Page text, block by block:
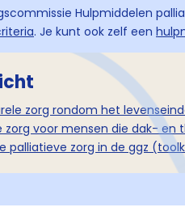
Hulpmiddelen
. Je kunt ook zelf een
zorg rondom het
zorg voor mensen die dak- en
palliatieve zorg in de ggz